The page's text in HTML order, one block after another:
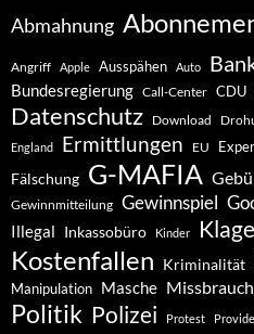
Abmahnung
Angriff Apple Ausspähen Auto
Bundesregierung Call-Center CDU
Datenschutz Download
England Ermittlungen EU
Fälschung G-MAFIA
Gewinnmitteilung Gewinnspiel
Illegal Inkassobüro Kinder Klage
Kostenfallen Kriminalität
Manipulation Masche Missbrauch
Politik Polizei Protest